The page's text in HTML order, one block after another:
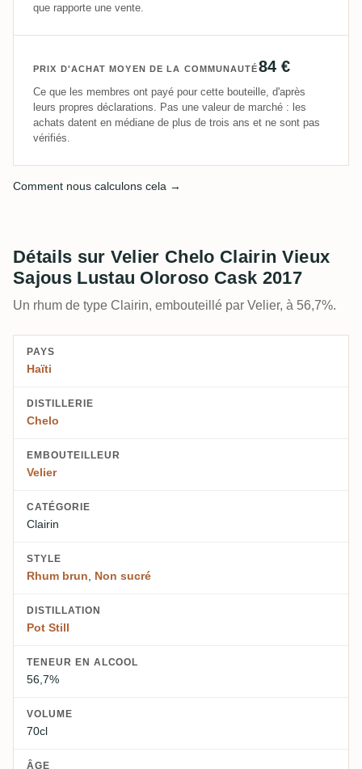
que rapporte une vente.
PRIX D'ACHAT MOYEN DE LA COMMUNAUTÉ84 €
Ce que les membres ont payé pour cette bouteille, d'après
leurs propres déclarations. Pas une valeur de marché : les
achats datent en médiane de plus de trois ans et ne sont pas
vérifiés.
Comment nous calculons cela →
Détails sur Velier Chelo Clairin Vieux
Sajous Lustau Oloroso Cask 2017
Un rhum de type Clairin, embouteillé par Velier, à 56,7%.
PAYS
Haïti
DISTILLERIE
Chelo
EMBOUTEILLEUR
Velier
CATÉGORIE
Clairin
STYLE
Rhum brun, Non sucré
DISTILLATION
Pot Still
TENEUR EN ALCOOL
56,7%
VOLUME
70cl
ÂGE